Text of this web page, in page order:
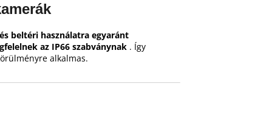
beltéri használatra egyaránt
az IP66 szabványnak. Így
alkalmas.